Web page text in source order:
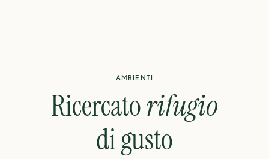
AMBIENTI
Ricercatorifugio
di gusto